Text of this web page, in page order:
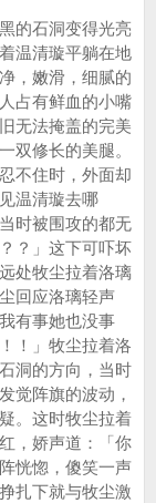
的石洞变得光亮
温清璇平躺在地
，嫩滑，细腻的
占有鲜血的小嘴
无法掩盖的完美
修长的美腿。
不住时，外面却
温清璇去哪
时被围攻的都无
？」这下可吓坏
处牧尘拉着洛璃
回应洛璃轻声
有事她也没事
！」牧尘拉着洛
洞的方向，当时
觉阵旗的波动，
。这时牧尘拉着
，娇声道：「你
恍惚，傻笑一声
扎下就与牧尘激